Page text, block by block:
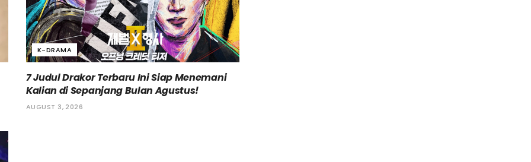
K-DRAMA
7 Judul Drakor Terbaru Ini Siap Menemani
Kalian di Sepanjang Bulan Agustus!
AUGUST 3, 2026